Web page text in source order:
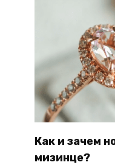
Как и зачем
мизинце?